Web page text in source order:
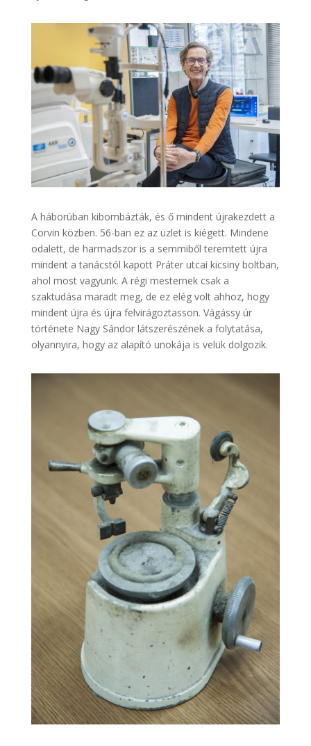
A háborúban kibombázták, és ő mindent újrakezdett a
Corvin közben. 56-ban ez az üzlet is kiégett. Mindene
odalett, de harmadszor is a semmiből teremtett újra
mindent a tanácstól kapott Práter utcai kicsiny boltban,
ahol most vagyunk. A régi mesternek csak a
szaktudása maradt meg, de ez elég volt ahhoz, hogy
mindent újra és újra felvirágoztasson. Vágássy úr
története Nagy Sándor látszerészének a folytatása,
olyannyira, hogy az alapító unokája is velük dolgozik.